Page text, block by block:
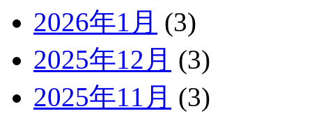
2026年1月 (3)
2025年12月 (3)
2025年11月 (3)